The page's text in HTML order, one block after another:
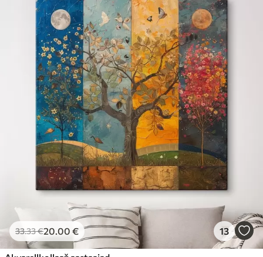
33.33€20.00 € 13